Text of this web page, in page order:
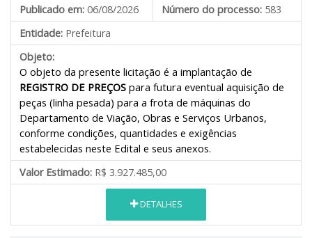
Publicado em: 06/08/2026 Número do processo: 583
Entidade: Prefeitura
Objeto:
O objeto da presente licitação é a implantação de
REGISTRO DE PREÇOS para futura eventual aquisição de
peças (linha pesada) para a frota de máquinas do
Departamento de Viação, Obras e Serviços Urbanos,
conforme condições, quantidades e exigências
estabelecidas neste Edital e seus anexos.
Valor Estimado: R$ 3.927.485,00
DETALHES